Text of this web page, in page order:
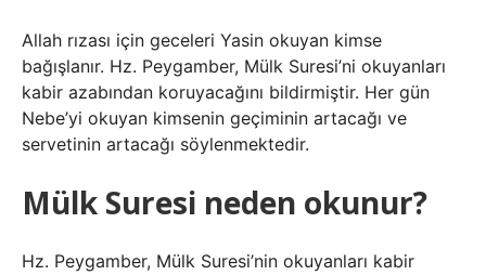
Allah rızası için geceleri Yasin okuyan kimse
bağışlanır. Hz. Peygamber, Mülk Suresi’ni okuyanları
kabir azabından koruyacağını bildirmiştir. Her gün
Nebe’yi okuyan kimsenin geçiminin artacağı ve
servetinin artacağı söylenmektedir.
Mülk Suresi neden okunur?
Hz. Peygamber, Mülk Suresi’nin okuyanları kabir